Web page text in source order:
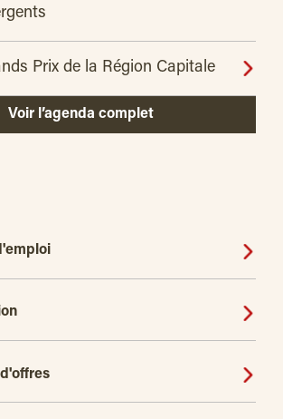
Prix de la Région Capitale
Voir l’agenda complet